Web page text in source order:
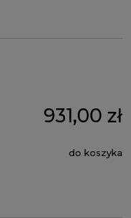
931,00 zł
do koszyka